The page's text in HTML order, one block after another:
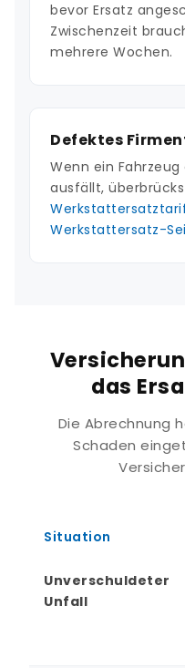
bevor Ersatz
Zwischenzeit
mehrere Wochen.
Defektes
Wenn ein
ausfällt,
Werkstattersatz-
das
Die Abrechnung
Schaden
Situation
Unverschuldeter
Unfall